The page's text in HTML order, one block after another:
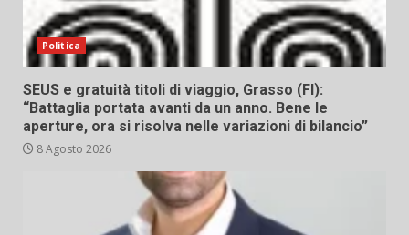
Politica
SEUS e gratuità titoli di viaggio, Grasso (FI):
“Battaglia portata avanti da un anno. Bene le
aperture, ora si risolva nelle variazioni di bilancio”
8 Agosto 2026